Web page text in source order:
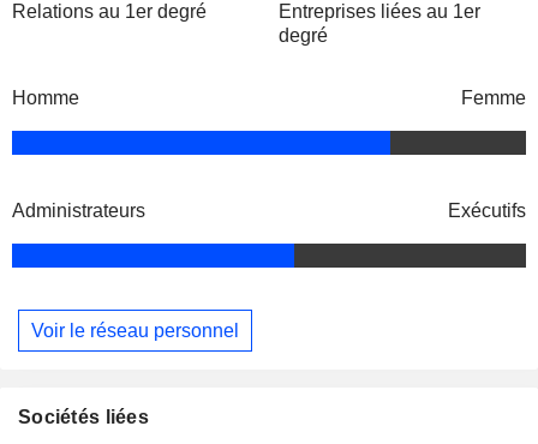
Relations au 1er degré
Entreprises liées au 1er
degré
Homme Femme
Administrateurs Exécutifs
Voir le réseau personnel
Sociétés liées